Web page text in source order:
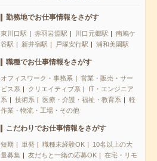
勤務地でお仕事情報をさがす
東川口駅 赤羽岩淵駅 川口元郷駅
南鳩ケ
谷駅
新井宿駅 戸塚安行駅 浦和美園駅
職種でお仕事情報をさがす
オフィスワーク・事務系
営業・販売・サー
ビス系
クリエイティブ系
IT・エンジニア
系
技術系 医療・介護・福祉・教育系
軽
作業・物流・工場・その他
こだわりでお仕事情報をさがす
短期 単発 職種未経験OK
10名以上の大
量募集
友だちと一緒の応募OK
在宅・リモ